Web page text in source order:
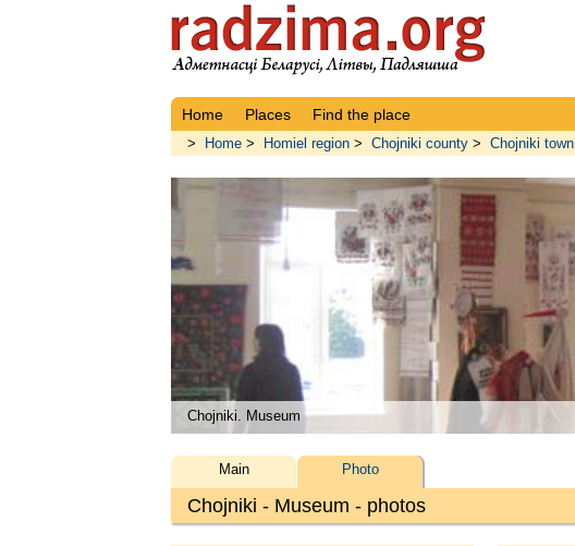
Home Places Find the place
> Home > Homiel region > Chojniki county > Chojniki town
Chojniki. Museum
Chojniki - Museum - photos
Main Photo